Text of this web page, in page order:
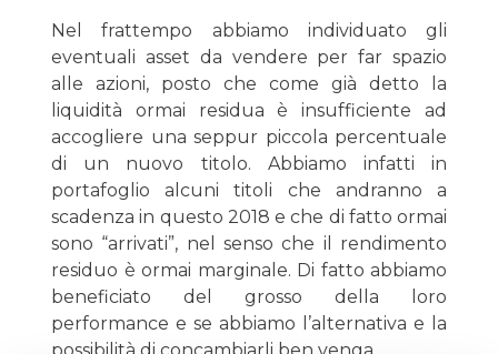
Nel frattempo abbiamo individuato gli
eventuali asset da vendere per far spazio
alle azioni, posto che come già detto la
liquidità ormai residua è insufficiente ad
accogliere una seppur piccola percentuale
di un nuovo titolo. Abbiamo infatti in
portafoglio alcuni titoli che andranno a
scadenza in questo 2018 e che di fatto ormai
sono “arrivati”, nel senso che il rendimento
residuo è ormai marginale. Di fatto abbiamo
beneficiato del grosso della loro
performance e se abbiamo l’alternativa e la